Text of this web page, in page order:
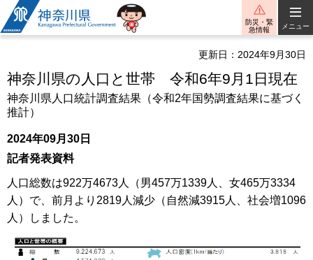
神奈川県
防災・緊
急情報
メニュー
更新日：2024年9月30日
神奈川県の人口と世帯 令和6年9月1日現在
神奈川県人口統計調査結果（令和2年国勢調査結果に基づく
推計）
2024年09月30日
記者発表資料
人口総数は922万4673人（男457万1339人、女465万3334
人）で、前月より2819人減少（自然減3915人、社会増1096
人）しました。